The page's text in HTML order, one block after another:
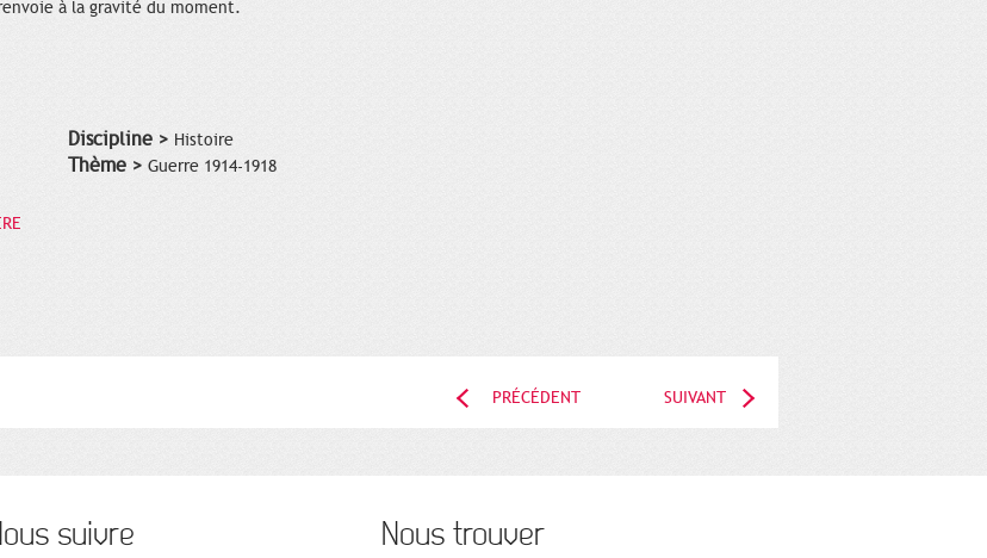
à la gravité du moment.
Discipline > Histoire
Thème > Guerre 1914-1918
PRÉCÉDENT SUIVANT
suivre Nous trouver